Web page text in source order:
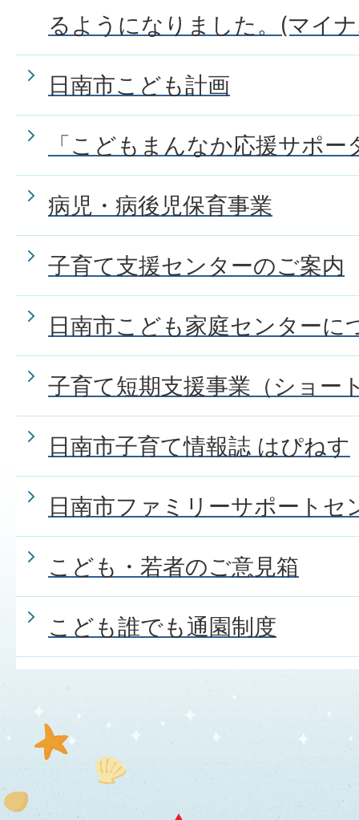
るようになりました。(マイ
日南市こども計画
「こどもまんなか応援サポー
病児・病後児保育事業
子育て支援センターのご案内
日南市こども家庭センターに
子育て短期支援事業（ショー
日南市子育て情報誌 はぴねす
日南市ファミリーサポートセ
こども・若者のご意見箱
こども誰でも通園制度